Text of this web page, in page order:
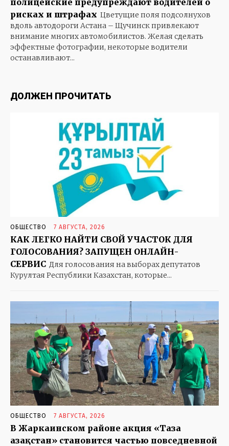
ЭКСКЛЮЗИВ
В МИРЕ
БАБУШКИНЫ СКАЗКИ
ГОРОДСКОЙ РОМАНС
ДЕТИ
ЗОЛОТАЯ ШКАТУЛКА
КОШКИН ДОМ
КРЕПЧЕ ЗА БАРАНКУ ДЕРЖИСЬ, ШОФЕР
ОСОБОЕ МНЕНИЕ
ОТКРЫВАЕМ МИР
СКАЗКИ НА НОЧЬ. И НЕ ТОЛЬКО
СОБАЧЬЯ РАДОСТЬ
ЧТО В ИМЕНИ МОЕМ
рисках и штрафах Цветущие поля подсолнухов
вдоль автодороги Астана – Щучинск привлекают
внимание многих автомобилистов. Желая сделать
эффектные фотографии, некоторые водители
останавливают...
ДОЛЖЕН ПРОЧИТАТЬ
ОБЩЕСТВО 7 АВГУСТА, 2026
КАК ЛЕГКО НАЙТИ СВОЙ УЧАСТОК ДЛЯ
ГОЛОСОВАНИЯ? ЗАПУЩЕН ОНЛАЙН-
СЕРВИС Для голосования на выборах депутатов
Курултая Республики Казахстан, которые...
ОБЩЕСТВО 7 АВГУСТА, 2026
В Жаркаинском районе акция «Таза
Қазақстан» становится частью повседневной